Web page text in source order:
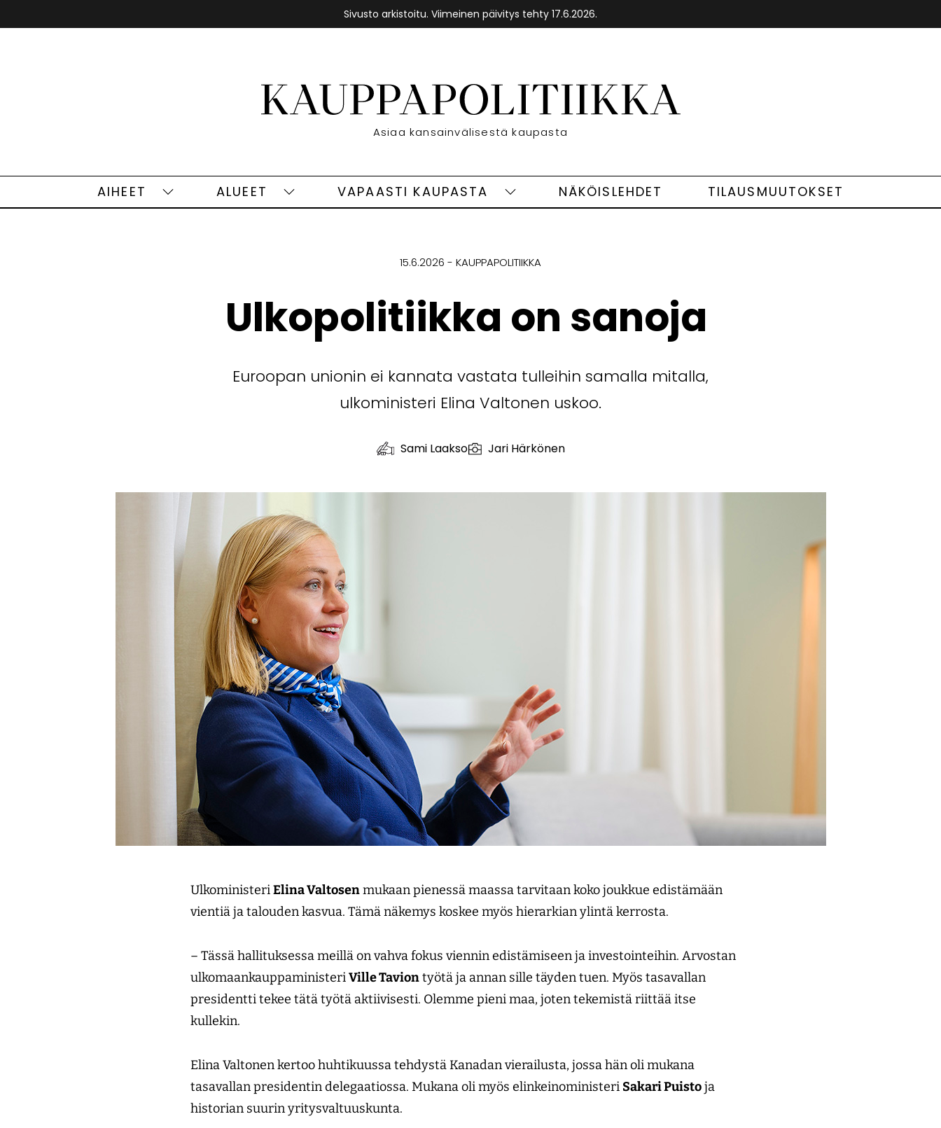
Sivusto arkistoitu. Viimeinen päivitys tehty 17.6.2026.
Etusivu
Asiaa kansainvälisestä kaupasta
AIHEET
Aiheet
ALUEET
Alueet
VAPAASTI KAUPASTA
VapaastiNÄKÖISLEHDET TILAUSMUUTOKSET
15.6.2026 KAUPPAPOLITIIKKA
Ulkopolitiikka on sanoja
Euroopan unionin ei kannata vastata tulleihin samalla mitalla,
ulkoministeri Elina Valtonen uskoo.
Sami Laakso Jari Härkönen
UlkoministeriElina Valtosenmukaan pienessä maassa tarvitaan koko joukkue edistämään
vientiä ja talouden kasvua. Tämä näkemys koskee myös hierarkian ylintä kerrosta.
– Tässä hallituksessa meillä on vahva fokus viennin edistämiseen ja investointeihin. Arvostan
ulkomaankauppaministeriVille Taviontyötä ja annan sille täyden tuen. Myös tasavallan
presidentti tekee tätä työtä aktiivisesti. Olemme pieni maa, joten tekemistä riittää itse
kullekin.
Elina Valtonen kertoo huhtikuussa tehdystä Kanadan vierailusta, jossa hän oli mukana
tasavallan presidentin delegaatiossa. Mukana oli myös elinkeinoministeri Sakari Puistoja
historian suurin yritysvaltuuskunta.